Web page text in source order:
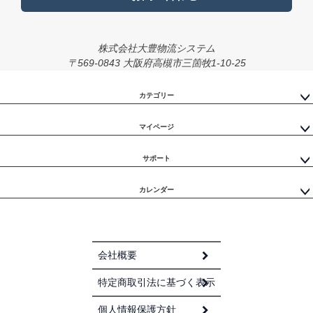
株式会社大豊物流システム
〒569-0843 大阪府高槻市三箇牧1-10-25
カテゴリー
マイページ
サポート
カレンダー
会社概要
特定商取引法に基づく表示
個人情報保護方針